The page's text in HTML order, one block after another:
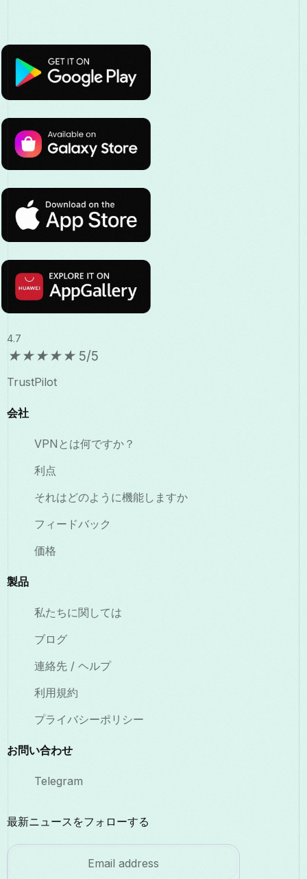
4.7
★★★★★ 5/5
TrustPilot
会社
VPNとは何ですか？
利点
それはどのように機能しますか
フィードバック
価格
製品
私たちに関しては
ブログ
連絡先 / ヘルプ
利用規約
プライバシーポリシー
お問い合わせ
Telegram
最新ニュースをフォローする